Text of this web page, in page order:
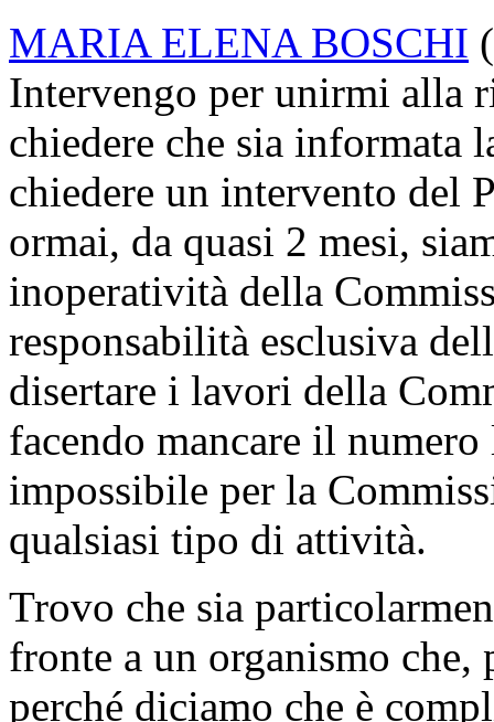
MARIA ELENA BOSCHI (
Intervengo per unirmi alla
chiedere che sia informata
chiedere un intervento del
ormai, da quasi 2 mesi,
inoperatività della
responsabilità esclusiva
disertare i lavori della
facendo mancare il
impossibile per la
qualsiasi tipo di attività.
Trovo che sia
fronte a un organismo
perché diciamo che è